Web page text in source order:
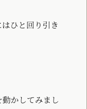
ひと回り引き
かしてみまし